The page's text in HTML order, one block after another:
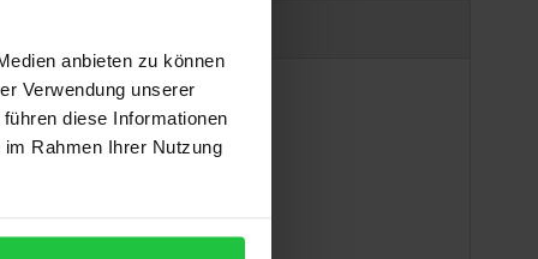
anbieten zu können
Verwendung unserer
diese Informationen
Rahmen Ihrer Nutzung